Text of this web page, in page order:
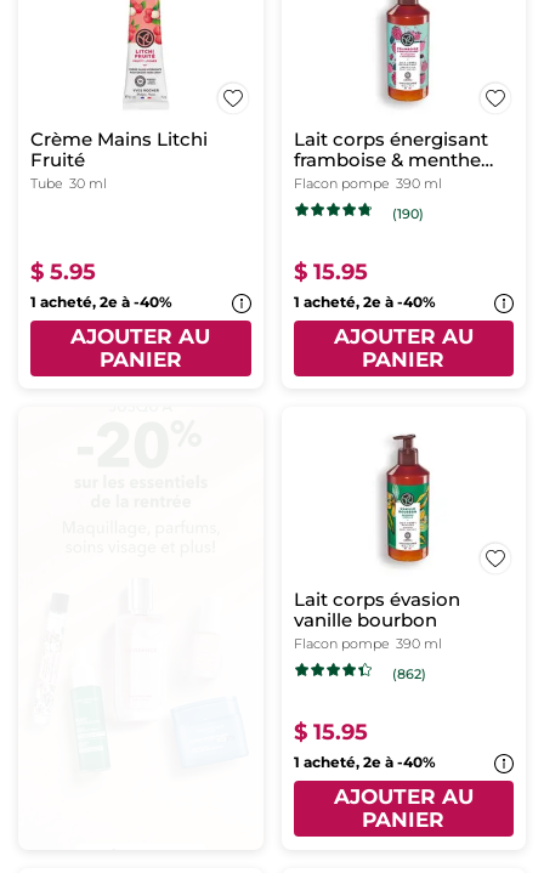
Crème Mains Litchi
Fruité
Tube 30 ml
$ 5.95
1 acheté, 2e à -40%
AJOUTER AU
PANIER
Lait corps énergisant
framboise & menthe
poivrée
Flacon pompe 390 ml
(190)
$ 15.95
1 acheté, 2e à -40%
AJOUTER AU
PANIER
Lait corps évasion
vanille bourbon
Flacon pompe 390 ml
(862)
$ 15.95
1 acheté, 2e à -40%
AJOUTER AU
PANIER